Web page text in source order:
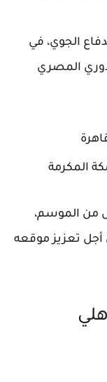
الجوي، في
المصري
من الموسم،
تعزيز موقعه